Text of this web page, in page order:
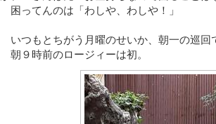
困ってんのは「わしや、わしや！」
いつもとちがう月曜のせいか、朝一の巡回
朝９時前のロージィーは初。